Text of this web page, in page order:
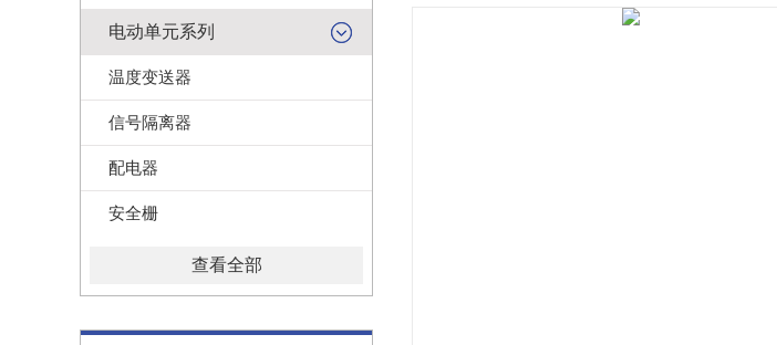
电动单元系列
温度变送器
信号隔离器
配电器
安全栅
查看全部